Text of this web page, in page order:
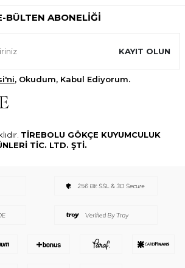
BÜLTEN ABONELIĞI
KAYIT OLUN
, Okudum, Kabul Ediyorum.
TİREBOLU GÖKÇE KUYUMCULUK
TİC. LTD. ŞTİ.